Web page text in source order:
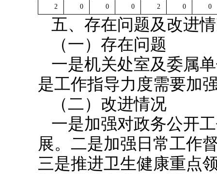
2 0 0 0 2 0 0
五、存在问题及改进
（一）存在问题
一是机关处室及委属
是工作指导力度需要加
（二）改进情况
一是加强对政务公开
展。 二是加强日常工作
三是推进卫生健康重点